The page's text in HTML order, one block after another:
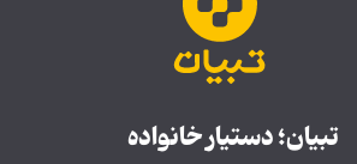
تبیان؛ دستیار خانواده